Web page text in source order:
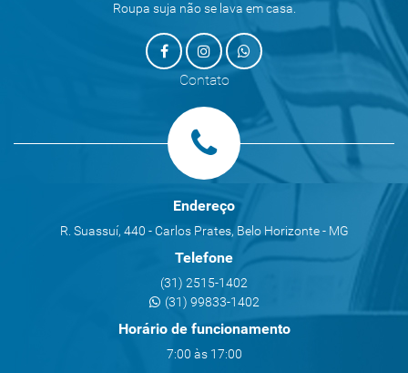
Roupa suja não se lava em casa.
Contato
Endereço
R. Suassuí, 440 - Carlos Prates, Belo Horizonte - MG
Telefone
(31) 2515-1402
(31) 99833-1402
Horário de funcionamento
7:00 às 17:00